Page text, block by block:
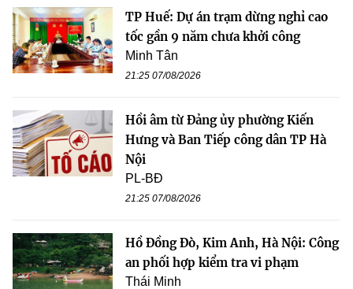
TP Huế: Dự án trạm dừng nghỉ cao
tốc gần 9 năm chưa khởi công
Minh Tân
21:25 07/08/2026
Hồi âm từ Đảng ủy phường Kiến
Hưng và Ban Tiếp công dân TP Hà
Nội
PL-BĐ
21:25 07/08/2026
Hồ Đồng Đò, Kim Anh, Hà Nội: Công
an phối hợp kiểm tra vi phạm
Thái Minh